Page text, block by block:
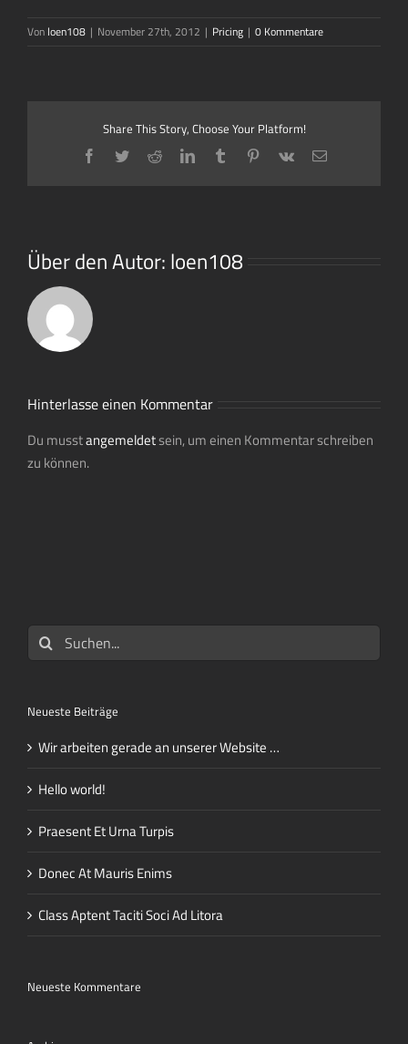
Von loen108 | November 27th, 2012 | Pricing | 0 Kommentare
Share This Story, Choose Your Platform!
Facebook
TwitterRedditLinkedInTumblrPinterest
Vk
E-
Über den Autor: loen108
Hinterlasse einen Kommentar
Du musstangemeldetsein, um einen Kommentar schreiben
zu können.
Suche
nach:
Neueste Beiträge
Wir arbeiten gerade an unserer Website …
Hello world!
Praesent Et Urna Turpis
Donec At Mauris Enims
Class Aptent Taciti Soci Ad Litora
Neueste Kommentare